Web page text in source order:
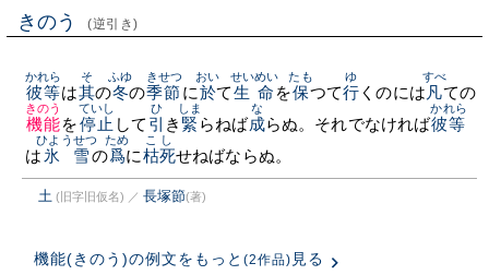
きのう (逆引き)
彼等
かれら
は其
そ
の冬
ふゆ
の季節
きせつ
に於
おい
て生命
せいめい
を保
たも
つて行
ゆ
くのには 凡
すべ
ての
機能
きのう
を停止
ていし
して 引
ひ
き 緊
しま
らねば成
な
らぬ。それでなければ彼等
かれら
は 氷雪
ひようせつ
の爲
ため
に枯死
こし
せねばならぬ。
土 (旧字旧仮名) ／ 長塚節(著)
機能(きのう)の例文をもっと (2作品) 見る